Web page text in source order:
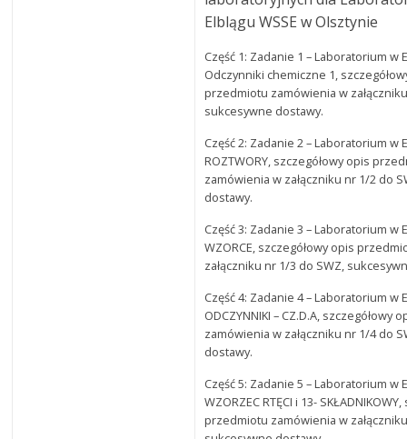
Elblągu WSSE w Olsztynie
Część 1: Zadanie 1 – Laboratorium w
Odczynniki chemiczne 1,
przedmiotu zamówienia w
sukcesywne dostawy.
Część 2: Zadanie 2 – Laboratorium w
ROZTWORY, szczegółowy opis
zamówienia w załączniku nr 1/2 do
dostawy.
Część 3: Zadanie 3 – Laboratorium w
WZORCE, szczegółowy opis
załączniku nr 1/3 do SWZ,
Część 4: Zadanie 4 – Laboratorium w
ODCZYNNIKI – CZ.D.A, szczegółowy
zamówienia w załączniku nr 1/4 do
dostawy.
Część 5: Zadanie 5 – Laboratorium w
WZORZEC RTĘCI i 13-
przedmiotu zamówienia w